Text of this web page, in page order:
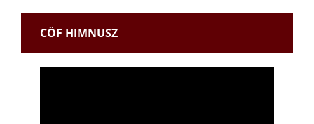
CÖF HIMNUSZ